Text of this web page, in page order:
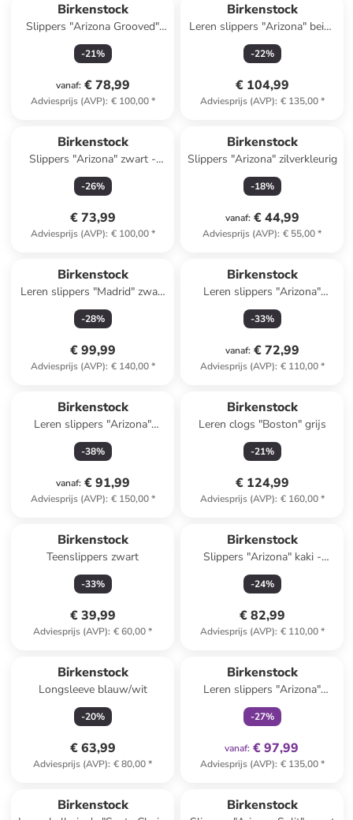
Birkenstock
Slippers "Arizona Grooved"
zwart - wijdte S
-21%
vanaf: € 78,99
Adviesprijs (AVP): € 100,00*
Birkenstock
Leren slippers "Arizona" beige
- wijdte N
-22%
€ 104,99
Adviesprijs (AVP): € 135,00*
Birkenstock
Slippers "Arizona" zwart -
wijdte S
-26%
€ 73,99
Adviesprijs (AVP): € 100,00*
Birkenstock
Slippers "Arizona" zilverkleurig
-18%
vanaf: € 44,99
Adviesprijs (AVP): € 55,00*
Birkenstock
Leren slippers "Madrid" zwart
- wijdte S
-28%
€ 99,99
Adviesprijs (AVP): € 140,00*
Birkenstock
Leren slippers "Arizona"
donkerbruin - wijdte N
-33%
vanaf: € 72,99
Adviesprijs (AVP): € 110,00*
Birkenstock
Leren slippers "Arizona"
oranje
-38%
vanaf: € 91,99
Adviesprijs (AVP): € 150,00*
Birkenstock
Leren clogs "Boston" grijs
-21%
€ 124,99
Adviesprijs (AVP): € 160,00*
Birkenstock
Teenslippers zwart
-33%
€ 39,99
Adviesprijs (AVP): € 60,00*
Birkenstock
Slippers "Arizona" kaki -
wijdte S
-24%
€ 82,99
Adviesprijs (AVP): € 110,00*
Birkenstock
Longsleeve blauw/wit
-20%
€ 63,99
Adviesprijs (AVP): € 80,00*
Birkenstock
Leren slippers "Arizona"
lichtroze
-27%
vanaf: € 97,99
Adviesprijs (AVP): € 135,00*
Birkenstock Birkenstock